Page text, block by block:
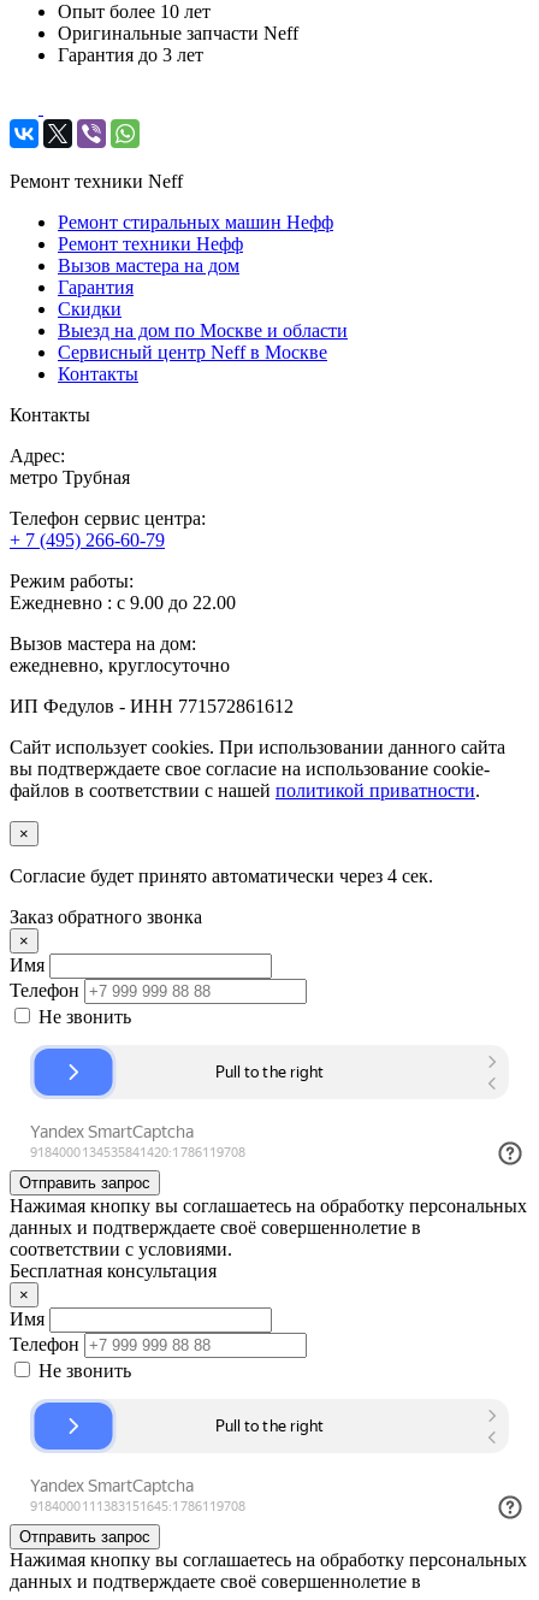
Опыт более 10 лет
Оригинальные запчасти Neff
Гарантия до 3 лет
Ремонт техники Neff
Ремонт стиральных машин Нефф
Ремонт техники Нефф
Вызов мастера на дом
Гарантия
Скидки
Выезд на дом по Москве и области
Сервисный центр Neff в Москве
Контакты
Контакты
Адрес:
метро Трубная
Телефон сервис центра:
+ 7 (495) 266-60-79
Режим работы:
Ежедневно : с 9.00 до 22.00
Вызов мастера на дом:
ежедневно, круглосуточно
ИП Федулов - ИНН 771572861612
Сайт использует cookies. При использовании данного сайта
вы подтверждаете свое согласие на использование cookie-
файлов в соответствии с нашей политикой приватности.
×
Согласие будет принято автоматически через 4 сек.
Заказ обратного звонка
×
Имя
Телефон
Не звонить
Отправить запрос
Нажимая кнопку вы соглашаетесь на обработку персональных
данных и подтверждаете своё совершеннолетие в
соответствии с условиями.
Бесплатная консультация
×
Имя
Телефон
Не звонить
Отправить запрос
Нажимая кнопку вы соглашаетесь на обработку персональных
данных и подтверждаете своё совершеннолетие в